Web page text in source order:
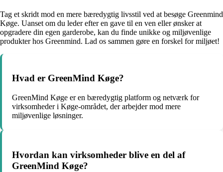
Tag et skridt mod en mere bæredygtig livsstil ved at besøge Greenmind
Køge. Uanset om du leder efter en gave til en ven eller ønsker at
opgradere din egen garderobe, kan du finde unikke og miljøvenlige
produkter hos Greenmind. Lad os sammen gøre en forskel for miljøet!
Hvad er GreenMind Køge?
GreenMind Køge er en bæredygtig platform og netværk for
virksomheder i Køge-området, der arbejder mod mere
miljøvenlige løsninger.
Hvordan kan virksomheder blive en del af
GreenMind Køge?